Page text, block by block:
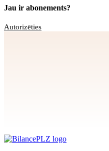
Jau ir abonements?
Autorizēties